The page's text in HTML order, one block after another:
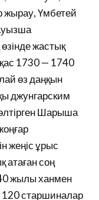
жырау, Үмбетей
жастық
1730 — 1740
өз даңқын
джунгарским
Шарыша
жеңіс ұрыс
атаған соң
жылы ханмен
120 старшиналар